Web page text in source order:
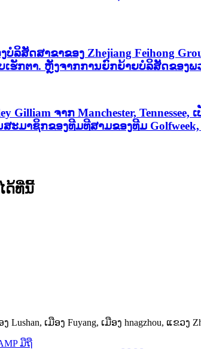
ລິສັດສາຂາຂອງ Zhejiang Feihong
ຮັກຕາ. ຫຼັງຈາກການຍົກຍ້າຍບໍລິສັດຂອງ
Gilliam ຈາກ Manchester,
ສະມາຊິກຂອງທີມທີສາມຂອງທີມ
ດ້ທີ່ນີ້
Lushan, ເມືອງ Fuyang, ເມືອງ hnagzhou, ແຂວງ
ມືຖື